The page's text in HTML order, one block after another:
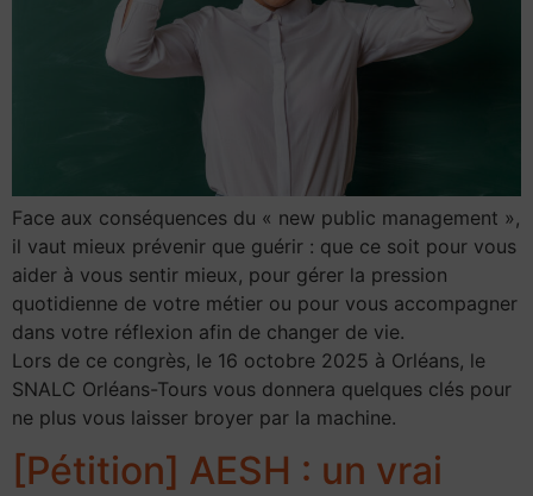
Face aux conséquences du « new public management »,
il vaut mieux prévenir que guérir : que ce soit pour vous
aider à vous sentir mieux, pour gérer la pression
quotidienne de votre métier ou pour vous accompagner
dans votre réflexion afin de changer de vie.
Lors de ce congrès, le 16 octobre 2025 à Orléans, le
SNALC Orléans-Tours vous donnera quelques clés pour
ne plus vous laisser broyer par la machine.
[Pétition] AESH : un vrai